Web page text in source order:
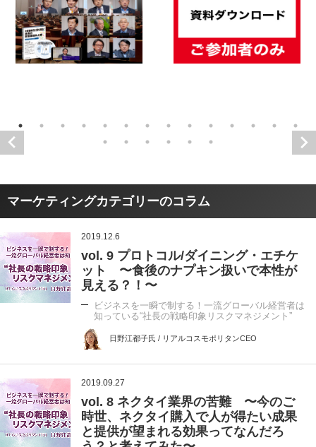
マーケティングカテゴリーのコラム
2019.12.6
vol. 9 プロトコル/ダイニング・エチケ
ット 〜食後のナプキン扱いで本性が
見える？！〜
ビジネスを一瞬で制する！一流グローバル経営者は
知っている“社長の戦略印象リスクマネジメント”
日野江都子氏 / リアルコスモポリタンCEO
2019.09.27
vol. 8 ネクタイ業界の苦難 〜今のご
時世、ネクタイ購入で人が得たい成果
と提供が望まれる効果ってなんだろ